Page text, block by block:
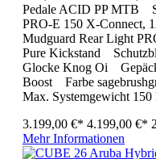
Pedale ACID PP MTB
PRO-E 150 X-
Mudguard Rear Light
Pure Kickstand
Glocke Knog Oi
Boost Farbe
Max. Systemgewicht
3.199,00 €* 4.199,00 €*
Mehr Informationen